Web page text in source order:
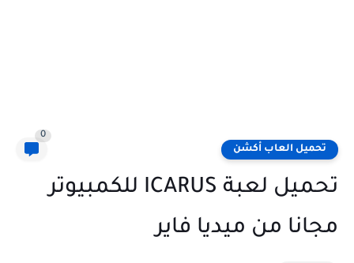
تحميل العاب أكشن
0
تحميل لعبة ICARUS للكمبيوتر
مجانا من ميديا فاير